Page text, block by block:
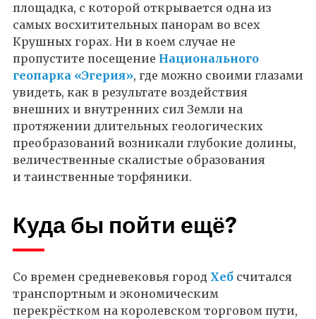
площадка, с которой открывается одна из
самых восхитительных панорам во всех
Крушных горах. Ни в коем случае не
пропустите посещение Национального
геопарка «Эгерия», где можно своими глазами
увидеть, как в результате воздействия
внешних и внутренних сил Земли на
протяжении длительных геологических
преобразований возникали глубокие долины,
величественные скалистые образования
и таинственные торфяники.
Куда бы пойти ещё?
Со времен средневековья город Хеб считался
транспортным и экономическим
перекрёстком на королевском торговом пути,